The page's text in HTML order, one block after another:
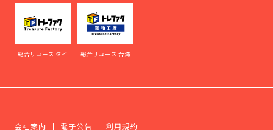
総合リユース タイ 総合リユース 台湾
会社案内 電子公告 利用規約